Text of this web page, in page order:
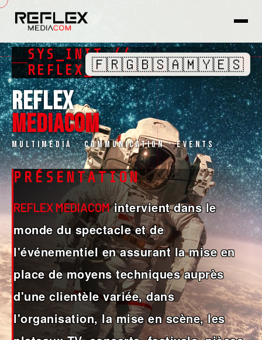
SYS_INIT //
REFLEX_MEDIACOM
REFLEX
MEDIACOM
Multimédia · Communication · Events
PRÉSENTATION
REFLEX MEDIACOMintervient dans le
monde du spectacle et de
l'événementiel en assurant la mise en
place de moyens techniques auprès
d'une clientèle variée, dans
l'organisation, la mise en scène, les
🇫🇷🇬🇧🇸🇦🇲🇾🇪🇸